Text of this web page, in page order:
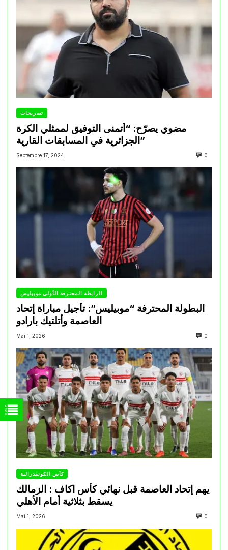
تصريحات
مضوي يصرّح: “أتمنى التوفيق لممثلي الكرة
الجزائرية في المسابقات القارية”
Septembre 17, 2024 0
الرابطة المحترفة الأولى موبيليس
البطولة المحترفة “موبيليس”: تأجيل مباراة إتحاد
العاصمة وأتلتيك بارادو
Mai 1, 2026 0
كأس الكونفدرالية
يهم إتحاد العاصمة قبل نهائي كأس اكاف : الزمالك
Mai 1, 2026 0